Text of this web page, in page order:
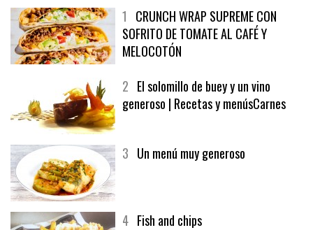
1 CRUNCH WRAP SUPREME CON
SOFRITO DE TOMATE AL CAFÉ Y
MELOCOTÓN
2 El solomillo de buey y un vino
generoso | Recetas y menúsCarnes
3 Un menú muy generoso
4 Fish and chips